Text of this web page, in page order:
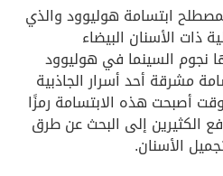
ابتسامة هوليوود والذي
ذات الأسنان البيضاء
نجوم السينما في هوليوود
مشرقة أحد أسرار الجاذبية
أصبحت هذه الابتسامة رمزًا
الكثيرين إلى البحث عن طرق
الأسنان.